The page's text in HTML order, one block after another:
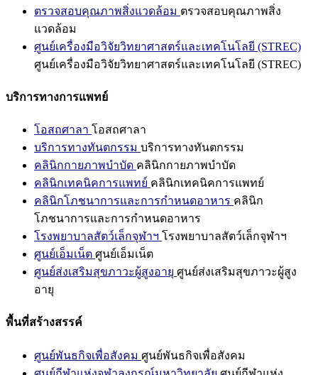
ตรวจสอบคุณภาพสิ่งแวดล้อม ตรวจสอบคุณภาพสิ่ง
แวดล้อม
ศูนย์เครื่องมือวิจัยวิทยาศาสตร์และเทคโนโลยี (STREC)
ศูนย์เครื่องมือวิจัยวิทยาศาสตร์และเทคโนโลยี (STREC)
บริการทางการแพทย์
โอสถศาลา โอสถศาลา
บริการทางทันตกรรม บริการทางทันตกรรม
คลินิกกายภาพบำบัด คลินิกกายภาพบำบัด
คลินิกเทคนิคการแพทย์ คลินิกเทคนิคการแพทย์
คลินิกโภชนาการและการกำหนดอาหาร คลินิก
โภชนาการและการกำหนดอาหาร
โรงพยาบาลสัตว์เล็กจุฬาฯ โรงพยาบาลสัตว์เล็กจุฬาฯ
ศูนย์เอ็มเน็ต ศูนย์เอ็มเน็ต
ศูนย์ส่งเสริมสุขภาวะผู้สูงอายุ ศูนย์ส่งเสริมสุขภาวะผู้สูง
อายุ
พื้นที่สร้างสรรค์
ศูนย์พันธกิจเพื่อสังคม ศูนย์พันธกิจเพื่อสังคม